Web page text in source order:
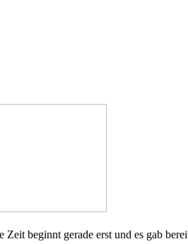
beginnt gerade erst und es gab